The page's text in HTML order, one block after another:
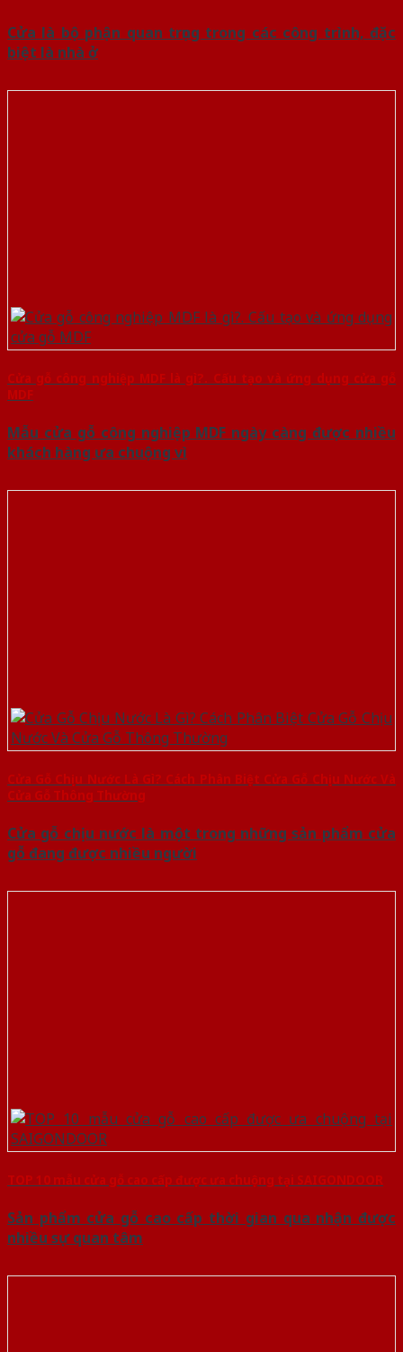
Cửa là bộ phận quan trọng trong các công trình, đặc
biệt là nhà ở
Cửa gỗ công nghiệp MDF là gì?. Cấu tạo và ứng dụng cửa gỗ
MDF
Mẫu cửa gỗ công nghiệp MDF ngày càng được nhiều
khách hàng ưa chuộng vì
Cửa Gỗ Chịu Nước Là Gì? Cách Phân Biệt Cửa Gỗ Chịu Nước Và
Cửa Gỗ Thông Thường
Cửa gỗ chịu nước là một trong những sản phẩm cửa
gỗ đang được nhiều người
TOP 10 mẫu cửa gỗ cao cấp được ưa chuộng tại SAIGONDOOR
Sản phẩm cửa gỗ cao cấp thời gian qua nhận được
nhiều sự quan tâm